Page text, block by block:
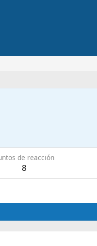
de reacción
8